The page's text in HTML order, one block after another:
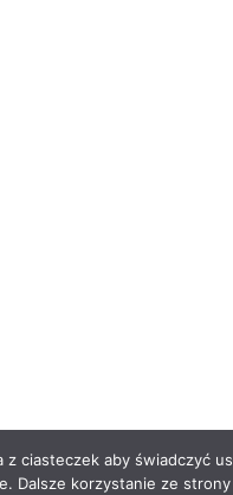
z ciasteczek aby świadczyć
Dalsze korzystanie ze strony